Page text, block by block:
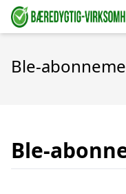
Ble-
Ble-